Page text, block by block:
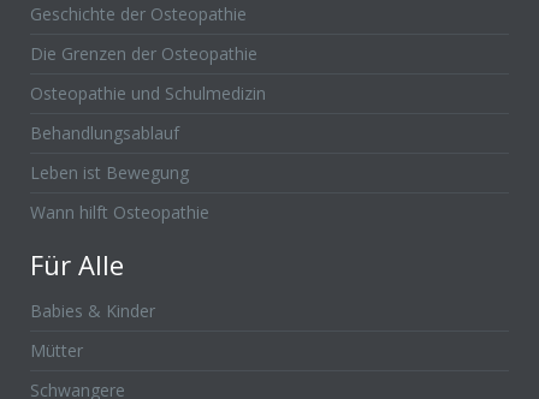
Geschichte der Osteopathie
Die Grenzen der Osteopathie
Osteopathie und Schulmedizin
Behandlungsablauf
Leben ist Bewegung
Wann hilft Osteopathie
Für Alle
Babies & Kinder
Mütter
Schwangere